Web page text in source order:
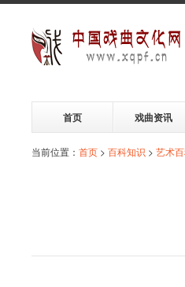
首页 戏曲资讯
当前位置： 首页 > 百科知识 > 艺术